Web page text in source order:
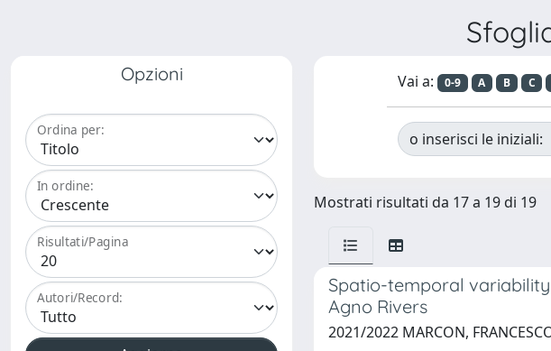
Opzioni
Ordina per:
In ordine:
Risultati/Pagina
Autori/Record:
Vai a: 0-9 A B C
o inserisci le iniziali:
Mostrati risultati da 17 a 19 di 19
Spatio-temporal
Agno Rivers
2021/2022 MARCON,